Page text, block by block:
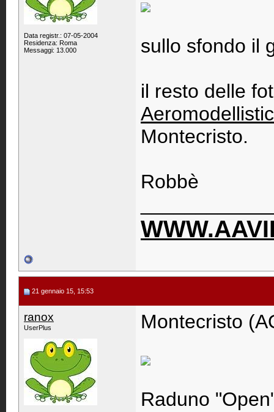
Data registr.: 07-05-2004
Residenza: Roma
Messaggi: 13.000
sullo sfondo il
il resto delle
Montecristo.
Robbè
21 gennaio 15, 15:53
ranox
UserPlus Montecristo
Raduno